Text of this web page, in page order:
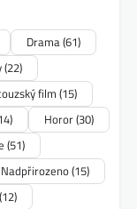
Drama(61)
(22)
film(15)
Horor(30)
(51)
Nadpřirozeno(15)
(12)